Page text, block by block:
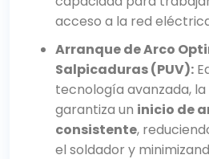
acceso a la red
Arranque de Arco
Salpicaduras (PUV):
tecnología avanzada,
garantiza un inicio de
consistente,
el soldador y